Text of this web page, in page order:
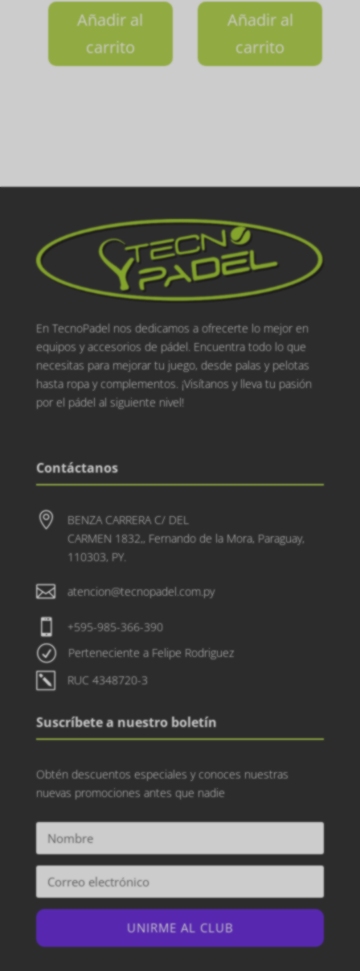
Añadir al
carrito
Añadir al
carrito
En TecnoPadel nos dedicamos a ofrecerte lo mejor en
equipos y accesorios de pádel. Encuentra todo lo que
necesitas para mejorar tu juego, desde palas y pelotas
hasta ropa y complementos. ¡Visítanos y lleva tu pasión
por el pádel al siguiente nivel!
Contáctanos

BENZA CARRERA C/ DEL
CARMEN 1832,, Fernando de la Mora, Paraguay,
110303, PY.
 atencion@tecnopadel.com.py
 +595-985-366-390
R Perteneciente a Felipe Rodriguez
k RUC 4348720-3
Suscríbete a nuestro boletín
Obtén descuentos especiales y conoces nuestras
nuevas promociones antes que nadie
UNIRME AL CLUB